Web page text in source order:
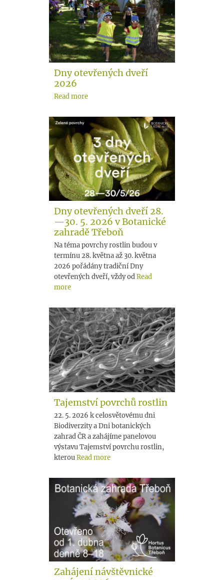
Dny otevřených dveří
2026
Read more
Dny otevřených dveří 28.
—30. 5. 2026 v Botanické
zahradě Třeboň
Na téma povrchy rostlin budou v
termínu 28. května až 30. května
2026 pořádány tradiční Dny
otevřených dveří, vždy odRead
more
Tajemství povrchů rostlin
22. 5. 2026 k celosvětovému dni
Biodiverzity a Dni botanických
zahrad ČR a zahájíme panelovou
výstavu Tajemství povrchu rostlin,
kterouRead more
Zahájení návštěvnické